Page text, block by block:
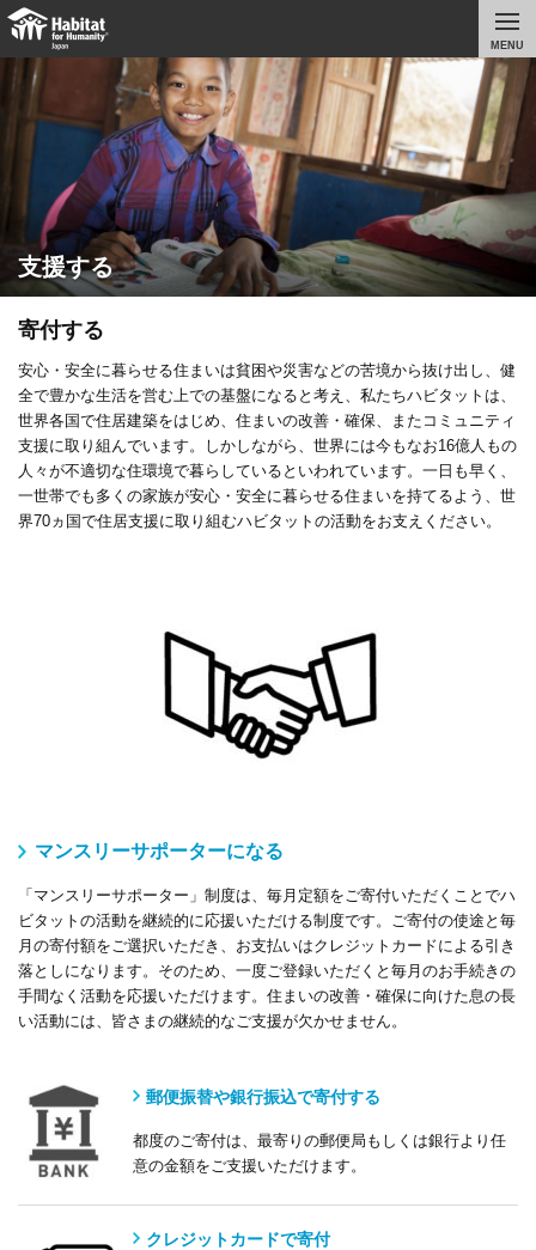
MENU
支援する
寄付する
安心・安全に暮らせる住まいは貧困や災害などの苦境から抜け出し、健
全で豊かな生活を営む上での基盤になると考え、私たちハビタットは、
世界各国で住居建築をはじめ、住まいの改善・確保、またコミュニティ
支援に取り組んでいます。しかしながら、世界には今もなお16億人もの
人々が不適切な住環境で暮らしているといわれています。一日も早く、
一世帯でも多くの家族が安心・安全に暮らせる住まいを持てるよう、世
界70ヵ国で住居支援に取り組むハビタットの活動をお支えください。
マンスリーサポーターになる
「マンスリーサポーター」制度は、毎月定額をご寄付いただくことでハ
ビタットの活動を継続的に応援いただける制度です。ご寄付の使途と毎
月の寄付額をご選択いただき、お支払いはクレジットカードによる引き
落としになります。そのため、一度ご登録いただくと毎月のお手続きの
手間なく 活動を応援いただけます。住まいの改善・確保に向けた息の長
い活動には、皆さまの継続的なご支援が欠かせません。
郵便振替や銀行振込で寄付する
都度のご寄付は、最寄りの郵便局もしくは銀行より任
意の金額をご支援いただけます。
クレジットカードで寄付